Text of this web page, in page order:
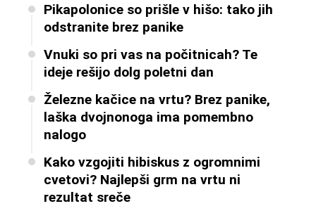
Pikapolonice so prišle v hišo: tako jih
odstranite brez panike
Vnuki so pri vas na počitnicah? Te
ideje rešijo dolg poletni dan
Železne kačice na vrtu? Brez panike,
laška dvojnonoga ima pomembno
nalogo
Kako vzgojiti hibiskus z ogromnimi
cvetovi? Najlepši grm na vrtu ni
rezultat sreče